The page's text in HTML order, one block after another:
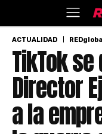
ACTUALIDAD
TikTok
Director
a la